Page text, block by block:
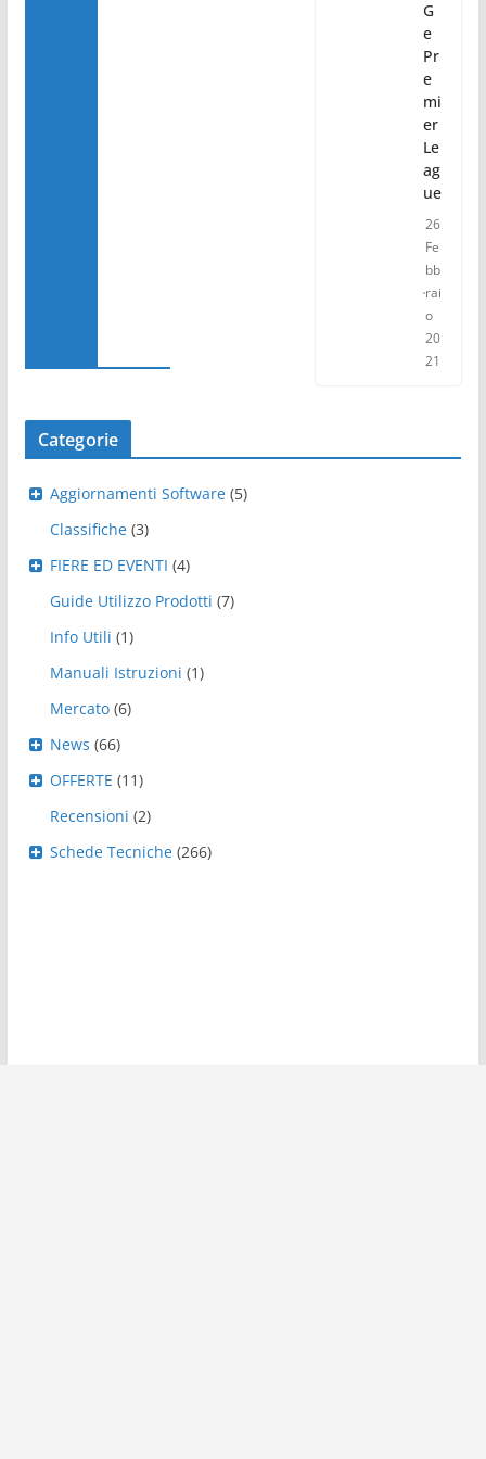
G
e
Pr
e
mi
er
Le
ag
ue
26
Fe
bb
rai
o
20
21
Categorie
Aggiornamenti Software (5)
Classifiche (3)
FIERE ED EVENTI (4)
Guide Utilizzo Prodotti (7)
Info Utili (1)
Manuali Istruzioni (1)
Mercato (6)
News (66)
OFFERTE (11)
Recensioni (2)
Schede Tecniche (266)